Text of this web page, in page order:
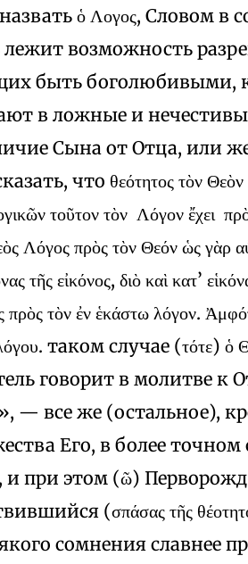
ὁ Λογος, Словом в
лежит возможность
быть боголюбивыми,
в ложные и
Сына от Отца, или
что θεότητος τὸν Θεὸν
τοῦτον τὸν Λόγον ἔχει
Λόγος πρὸς τὸν Θεόν ὡς γὰρ
τῆς εἰκόνος, διὸ καὶ κατ’
τὸν ἐν ἑκάστω λόγον.
λόγου. таком случае
говорит в молитве к
— все же (остальное),
Его, в более
и при этом (ῶ)
(σπάσας τῆς
сомнения славнее